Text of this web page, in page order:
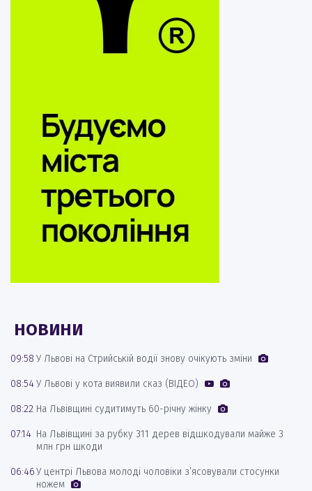
НОВИНИ
09:58 У Львові на Стрийській водії знову очікують зміни
08:54У Львові у кота виявили сказ (ВІДЕО)
08:22 На Львівщині судитимуть 60-річну жінку
07:14 На Львівщині за рубку 311 дерев відшкодували майже 3
млн грн шкоди
06:46У центрі Львова молоді чоловіки з’ясовували стосунки
ножем